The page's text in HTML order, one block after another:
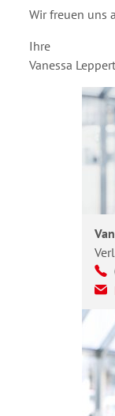
Wir freuen uns
Ihre
Vanessa